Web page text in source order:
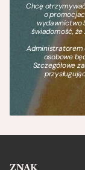
Chcę
o
wydawnictwo
świadomość,
Administratorem
osobowe
Szczegółowe